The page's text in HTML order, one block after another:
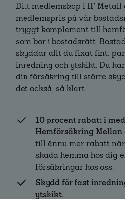
Ditt medlemskap i IF
medlemspris på vår
tryggt komplement till
som bor i bostadsrätt.
skyddar allt du fixat fint:
inredning och ytskikt. Du
din försäkring till större
det också, så klart.
10 procent rabatt i
Hemförsäkring Mellan
till ännu mer rabatt
skada hemma hos dig
försäkringar hos oss.
Skydd för fast
ytskikt.